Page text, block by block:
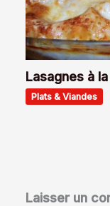
Lasagnes à
Plats & Viandes
Laisser un